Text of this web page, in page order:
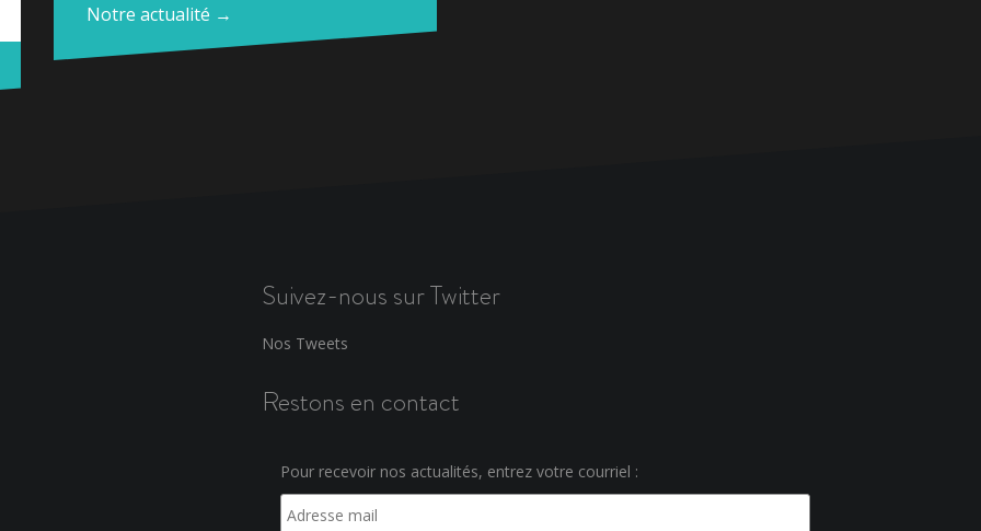
Notre actualité →
Suivez-nous sur Twitter
Nos Tweets
Restons en contact
Pour recevoir nos actualités, entrez votre courriel :